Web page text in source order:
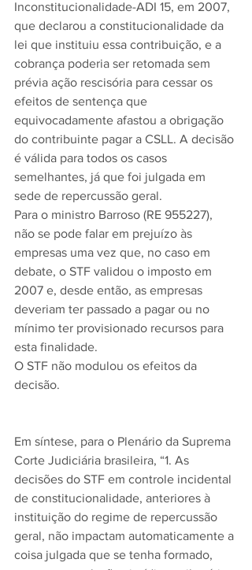
Inconstitucionalidade-ADI 15, em 2007,
que declarou a constitucionalidade da
lei que instituiu essa contribuição, e a
cobrança poderia ser retomada sem
prévia ação rescisória para cessar os
efeitos de sentença que
equivocadamente afastou a obrigação
do contribuinte pagar a CSLL. A decisão
é válida para todos os casos
semelhantes, já que foi julgada em
sede de repercussão geral.
Para o ministro Barroso (RE 955227),
não se pode falar em prejuízo às
empresas uma vez que, no caso em
debate, o STF validou o imposto em
2007 e, desde então, as empresas
deveriam ter passado a pagar ou no
mínimo ter provisionado recursos para
esta finalidade.
O STF não modulou os efeitos da
decisão.
Em síntese, para o Plenário da Suprema
Corte Judiciária brasileira, “1. As
decisões do STF em controle incidental
de constitucionalidade, anteriores à
instituição do regime de repercussão
geral, não impactam automaticamente a
coisa julgada que se tenha formado,